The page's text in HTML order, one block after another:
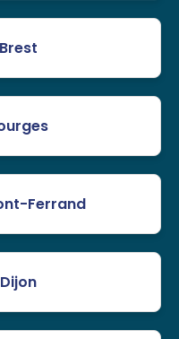
Ferrand